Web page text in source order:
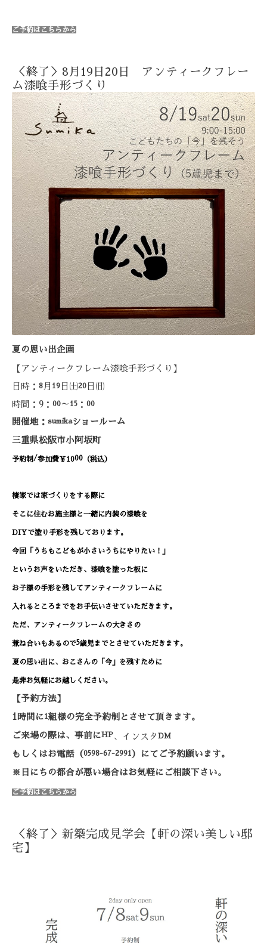
ご予約はこちらから
＜終了＞8月19日20日 アンティークフレー
ム漆喰手形づくり
夏の思い出企画
【アンティークフレーム漆喰手形づくり】
日時： 8 月 19 日㈯20 日㈰
時間：9： 00～ 15 ： 00
開催地： sumikaショールーム
三重県松阪市小阿坂町
予約制 /参加費￥1000 （税込）
棲家では家づくりをする際に
そこに住むお施主様と一緒に内装の漆喰を
DIY で塗り手形を残しております。
今回「うちもこどもが小さいうちにやりたい！」
というお声をいただき、漆喰を塗った板に
お子様の手形を残してアンティークフレームに
入れるところまでをお手伝いさせていただきます。
ただ、アンティークフレームの大きさの
兼ね合いもあるので5歳児までとさせていただきます。
夏の思い出に、おこさんの「今」を残すために
是非お気軽にお越しください。
【予約方法】
1 時間に1組様の完全予約制とさせて頂きます。
ご来場の際は、事前にHP、インスタ DM
もしくはお電話（0598-67-2991 ）にてご予約願います。
※日にちの都合が悪い場合はお気軽にご相談下さい。
ご予約はこちらから
＜終了＞新築完成見学会【軒の深い美しい邸
宅】